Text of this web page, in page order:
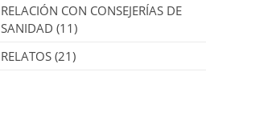
RELACIÓN CON CONSEJERÍAS DE
SANIDAD (11)
RELATOS (21)